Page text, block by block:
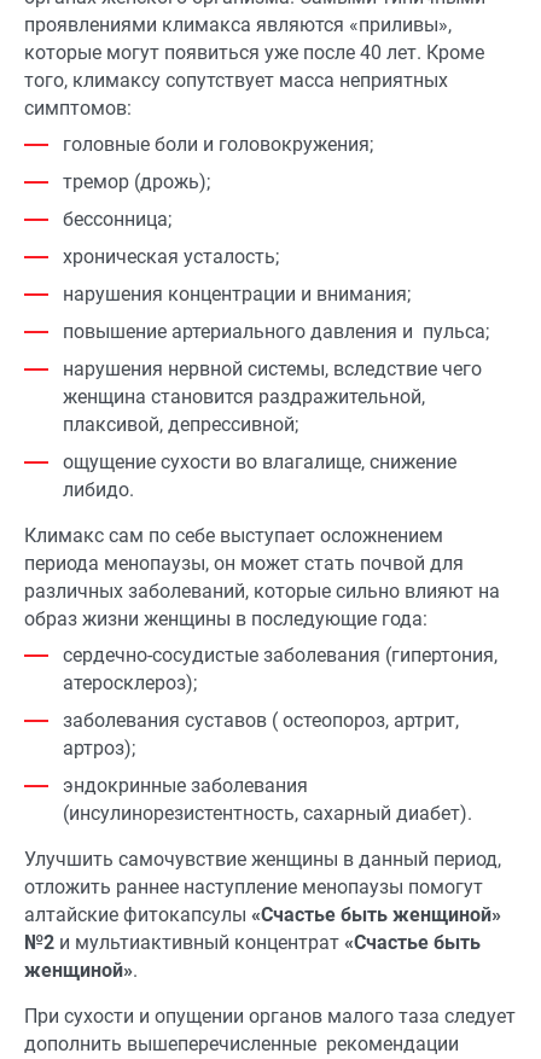
проявлениями климакса являются «приливы»,
которые могут появиться уже после 40 лет. Кроме
того, климаксу сопутствует масса неприятных
симптомов:
головные боли и головокружения;
тремор (дрожь);
бессонница;
хроническая усталость;
нарушения концентрации и внимания;
повышение артериального давления и пульса;
нарушения нервной системы, вследствие чего
женщина становится раздражительной,
плаксивой, депрессивной;
ощущение сухости во влагалище, снижение
либидо.
Климакс сам по себе выступает осложнением
периода менопаузы, он может стать почвой для
различных заболеваний, которые сильно влияют на
образ жизни женщины в последующие года:
сердечно-сосудистые заболевания (гипертония,
атеросклероз);
заболевания суставов ( остеопороз, артрит,
артроз);
эндокринные заболевания
(инсулинорезистентность, сахарный диабет).
Улучшить самочувствие женщины в данный период,
отложить раннее наступление менопаузы помогут
алтайские фитокапсулы «Счастье быть женщиной»
№2 и мультиактивный концентрат «Счастье быть
женщиной».
При сухости и опущении органов малого таза следует
дополнить вышеперечисленные рекомендации